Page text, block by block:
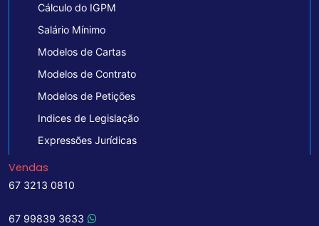
Cálculo do IGPM
Salário Mínimo
Modelos de Cartas
Modelos de Contrato
Modelos de Petições
Indices de Legislação
Expressões Jurídicas
Vendas
67 3213 0810
67 99839 3633